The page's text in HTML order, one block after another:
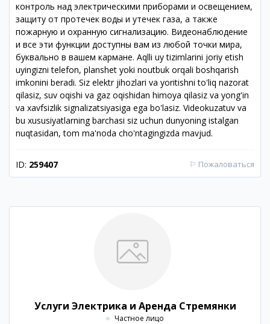
контроль над электрическими приборами и освещением,
защиту от протечек воды и утечек газа, а также
пожарную и охранную сигнализацию. Видеонаблюдение
и все эти функции доступны вам из любой точки мира,
буквально в вашем кармане. Aqlli uy tizimlarini joriy etish
uyingizni telefon, planshet yoki noutbuk orqali boshqarish
imkonini beradi. Siz elektr jihozlari va yoritishni to'liq nazorat
qilasiz, suv oqishi va gaz oqishidan himoya qilasiz va yong'in
va xavfsizlik signalizatsiyasiga ega bo'lasiz. Videokuzatuv va
bu xususiyatlarning barchasi siz uchun dunyoning istalgan
nuqtasidan, tom ma'noda cho'ntagingizda mavjud.
ID: 259407 ⚐ Пожаловаться
Услуги Электрика и Аренда Стремянки
Частное лицо